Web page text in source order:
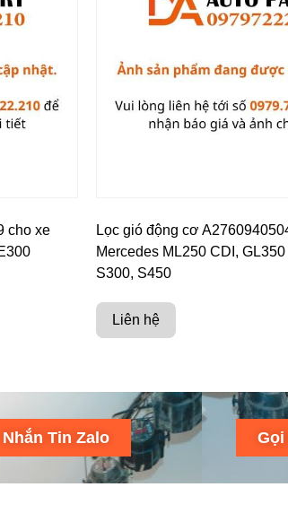
cho xe
Lọc gió động cơ
Mercedes ML250 CDI,
S300, S450
Liên hệ
Nhắn Tin Zalo Gọi